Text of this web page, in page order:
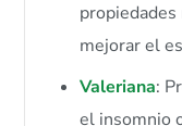
propiedades
mejorar el
Valeriana:
el insomnio